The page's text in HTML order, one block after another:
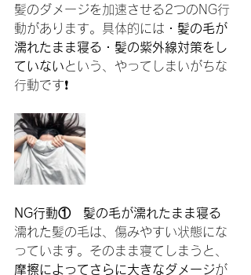
髪のダメージを加速させる2つのNG行
動があります。具体的には ・髪の毛が
濡れたまま寝る・髪の紫外線対策をし
ていないという、やってしまいがちな
行動です❗️
NG行動①　髪の毛が濡れたまま寝る
濡れた髪の毛は、傷みやすい状態にな
っています。そのまま寝てしまうと、
摩擦によってさらに大きなダメージが